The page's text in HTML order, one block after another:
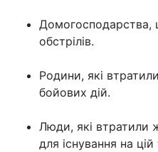
Домогосподарства,
обстрілів.
Родини, які
бойових дій.
Люди, які втратили
для існування на